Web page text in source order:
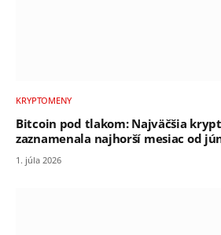
KRYPTOMENY
Bitcoin pod tlakom: Najväčšia
zaznamenala najhorší mesiac od
1. júla 2026